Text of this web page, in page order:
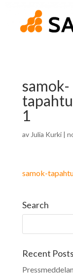
samok-
1
av Julia Kurki|
samok-
Search
Recent Posts